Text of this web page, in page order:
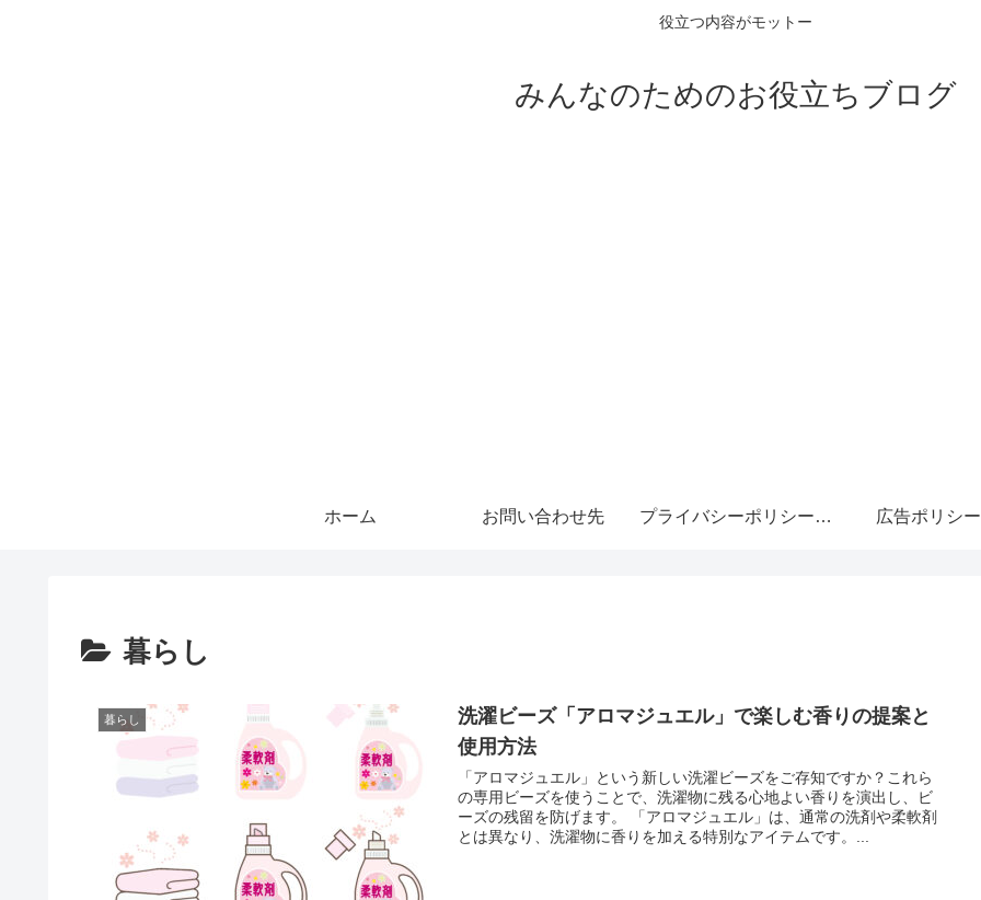
役立つ内容がモットー
みんなのためのお役立ちブログ
ホーム お問い合わせ先 プライバシーポリシー・免責事項 広告ポリシー
暮らし
暮らし
洗濯ビーズ「アロマジュエル」で楽しむ香りの提案と
使用方法
「アロマジュエル」という新しい洗濯ビーズをご存知ですか？これら
の専用ビーズを使うことで、洗濯物に残る心地よい香りを演出し、ビ
ーズの残留を防げます。 「アロマジュエル」は、通常の洗剤や柔軟剤
とは異なり、洗濯物に香りを加える特別なアイテムです。...